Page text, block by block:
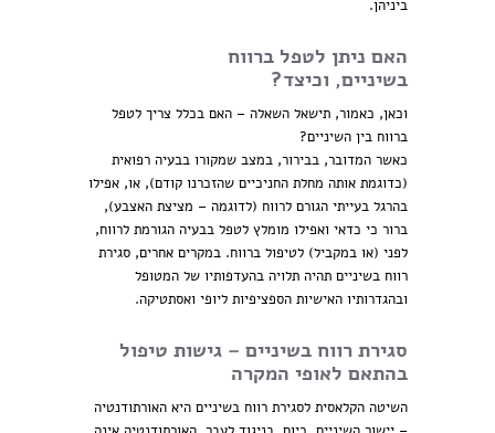
ביניהן.
האם ניתן לטפל ברווח
בשיניים, וכיצד?
וכאן, כאמור, תישאל השאלה – האם בכלל צריך לטפל
ברווח בין השיניים?
כאשר המדובר, בבירור, במצב שמקורו בבעיה רפואית
(כדוגמת אותה מחלת החניכיים שהזכרנו קודם), או, אפילו
בהרגל בעייתי הגורם לרווח (לדוגמה – מציצת האצבע),
ברור כי כדאי ואפילו מומלץ לטפל בבעיה הגורמת לרווח,
לפני (או במקביל) לטיפול ברווח. במקרים אחרים, סגירת
רווח בשיניים תהיה תלויה בהעדפותיו של המטופל
ובהגדרותיו האישיות הספציפיות ליופי ואסתטיקה.
סגירת רווח בשיניים – גישות טיפול
בהתאם לאופי המקרה
השיטה הקלאסית לסגירת רווח בשיניים היא האורתודנטיה